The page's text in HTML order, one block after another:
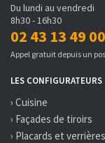
Du lundi au vendredi
8h30 - 16h30
02 43 13 49 00
Appel gratuit depuis un
LES CONFIGURATEURS
› Cuisine
› Façades de tiroirs
› Placards et